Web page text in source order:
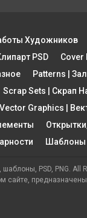
Художников
PSD Cover
Patterns |
Scrap Sets | Скрап
Vector Graphics |
Шаблоны
PSD, PNG. All
сайте,